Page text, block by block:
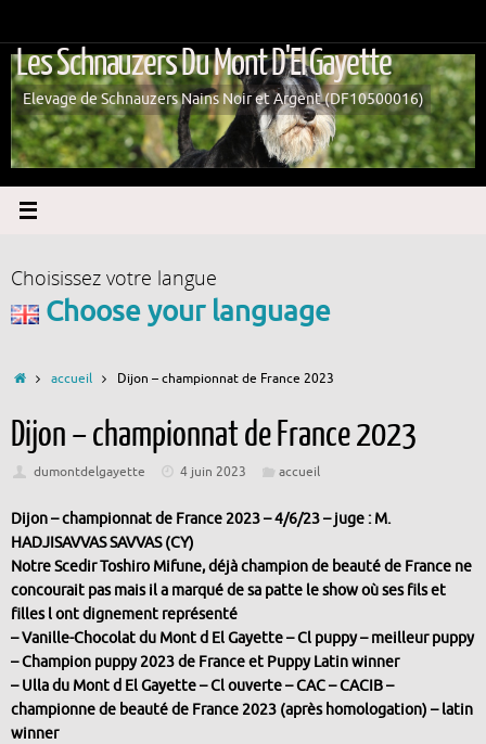
contenu
Les Schnauzers Du Mont D'El Gayette
Elevage de Schnauzers Nains Noir et Argent (DF10500016)
Choisissez votre langue
Choose your language
Accueil
accueil Dijon – championnat de France 2023
Dijon – championnat de France 2023
dumontdelgayette 4 juin 2023 accueil
Dijon – championnat de France 2023 – 4/6/23 – juge : M.
HADJISAVVAS SAVVAS (CY)
Notre Scedir Toshiro Mifune, déjà champion de beauté de France ne
concourait pas mais il a marqué de sa patte le show où ses fils et
filles l ont dignement représenté
– Vanille-Chocolat du Mont d El Gayette – Cl puppy – meilleur puppy
– Champion puppy 2023 de France et Puppy Latin winner
– Ulla du Mont d El Gayette – Cl ouverte – CAC – CACIB –
championne de beauté de France 2023 (après homologation) – latin
winner